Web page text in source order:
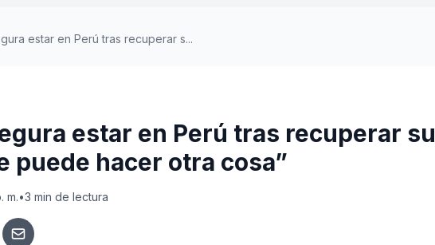
estar en Perú tras recuperar s...
estar en Perú tras recuperar su
puede hacer otra cosa”
m.•3 min de lectura